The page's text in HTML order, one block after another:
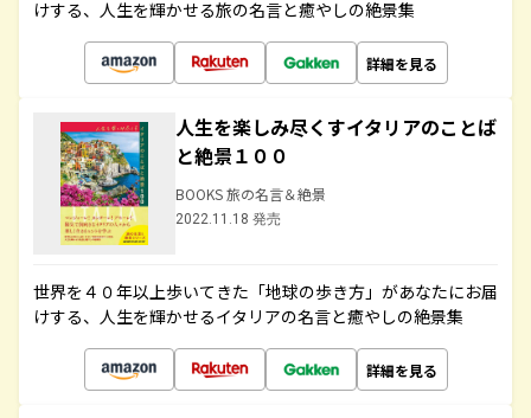
けする、人生を輝かせる旅の名言と癒やしの絶景集
詳細を見る
人生を楽しみ尽くすイタリアのことば
と絶景１００
BOOKS 旅の名言＆絶景
2022.11.18 発売
世界を４０年以上歩いてきた「地球の歩き方」があなたにお届
けする、人生を輝かせるイタリアの名言と癒やしの絶景集
詳細を見る